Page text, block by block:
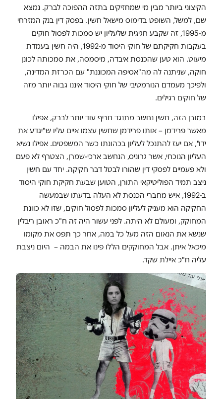
הקיצוני ביותר מבין מי שמחזיקים בתזה ההפוכה לברק. נמצא
שם, למשל, השופט בדימוס מישאל חשין. בפסק דין בנק המזרחי
מ-1995, זה שקבע חגיגית שלעליון יש סמכות לפסול חוקים
בעקבות חקיקתם של חוקי היסוד מ-1992, היה חשין בעמדת
מיעוט. הוא טען שהכנסת איבדה, מיסמסה, את סמכותה לכונן
חוקה, שניתנה לה מה"אסיפה המכוננת" עם הכרזת המדינה,
ולפיכך מעמדם הנורמטיבי של חוקי היסוד איננו גבוה יותר מזה
של חוקים רגילים.
במובן הזה, חשין נחשב מתנגד חריף עוד יותר לברק, אפילו
מאשר פרידמן – אותו פרידמן שחשין עצמו איים עליו ש"יגדע את
ידו", אם יעז להתנכל לעליון בכהונתו כשר המשפטים. אפילו נשיא
העליון הנוכחי, אשר גרוניס, הנחשב ארכי-שמרן, הצטרף לא פעם
ולא פעמיים לפסקי דין שהורו לבטל דבר חקיקה. יחד עם חשין
ניצב תמיד הפוליטיקאי התורן, הטוען שבעת חקיקת חוקי היסוד
ב-1992, איש מחברי הכנסת לא העלה בדעתו שבמעשה
החקיקה הוא מעניק לעליון סמכות לפסול חוקים, שזו לא כוונת
המחוקק, ומעולם לא היתה. לפני עשור היה זה ח"כ ראובן ריבלין
שנשא את הנאום הזה מעל כל במה, אחר כך תפס את מקומו
מיכאל איתן. אבל המחוקקים הללו פינו את הבמה – היום ניצבת
עליה ח"כ איילת שקד.